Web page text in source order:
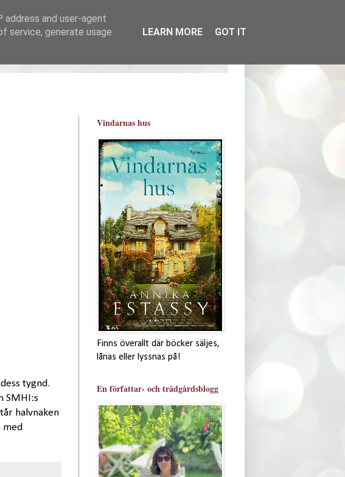
tygnd.
SMHI:s
halvnaken
med
Vindarnas hus
Finns överallt där böcker säljes,
lånas eller lyssnas på!
En författar- och trädgårdsblogg
and user-agent
service, generate usage
LEARN MORE GOT IT